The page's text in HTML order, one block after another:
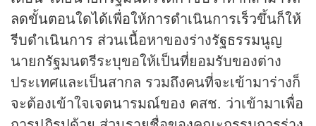
ลดขั้นตอนใดได้เพื่อให้การดำเนินการเร็วขึ้นก็ให้
รีบดำเนินการ ส่วนเนื้อหาของร่างรัฐธรรมนูญ
นายกรัฐมนตรีระบุขอให้เป็นที่ยอมรับของต่าง
ประเทศและเป็นสากล รวมถึงคนที่จะเข้ามาร่างก็
จะต้องเข้าใจเจตนารมณ์ของ คสช. ว่าเข้ามาเพื่อ